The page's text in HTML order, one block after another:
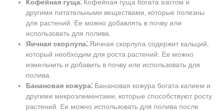
Кофейная гуща⁚ Кофейная гуща богата азотом и
другими питательными веществами‚ которые полезны
для растений. Ее можно добавлять в почву или
использовать для полива.
Яичная скорлупа⁚ Яичная скорлупа содержит кальций‚
который необходим для роста растений. Ее можно
измельчить и добавить в почву или использовать для
полива.
Банановая кожура⁚ Банановая кожура богата калием и
другими микроэлементами‚ которые способствуют росту
растений. Ее можно использовать для полива после